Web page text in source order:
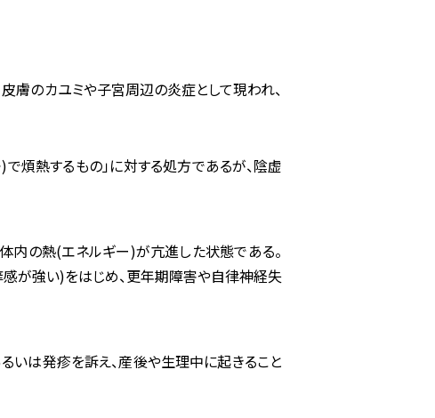
膚のカユミや子宮周辺の炎症として現われ、
で煩熱するもの」に対する処方であるが、陰虚
の熱(エネルギー)が亢進した状態である。
が強い)をはじめ、更年期障害や自律神経失
は発疹を訴え、産後や生理中に起きること